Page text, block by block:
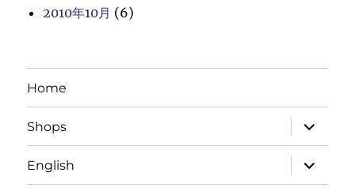
2010年10月 (6)
Home
Shops
ブ
メ
ニ
ュ
ー
English
ブ
メ